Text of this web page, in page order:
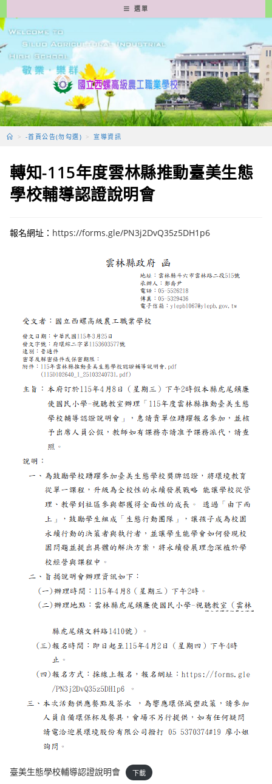
轉
至
要
容
選單
> -首頁公告(勿勾選) > 宣導資訊
轉知-115年度雲林縣推動臺美生態
學校輔導認證說明會
報名網址： https://forms.gle/PN3j2DvQ35z5DH1p6
臺美生態學校輔導認證說明會 下載